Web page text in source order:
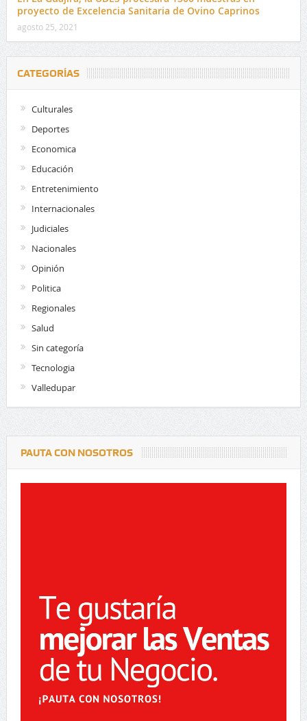
proyecto de Excelencia Sanitaria de Ovino Caprinos
agosto 25, 2021
CATEGORÍAS
Culturales
Deportes
Economica
Educación
Entretenimiento
Internacionales
Judiciales
Nacionales
Opinión
Politica
Regionales
Salud
Sin categoría
Tecnologia
Valledupar
PAUTA CON NOSOTROS